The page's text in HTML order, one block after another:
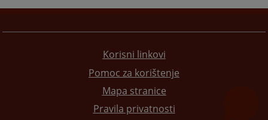
Korisni linkovi
Pomoc za korištenje
Mapa stranice
Pravila privatnosti